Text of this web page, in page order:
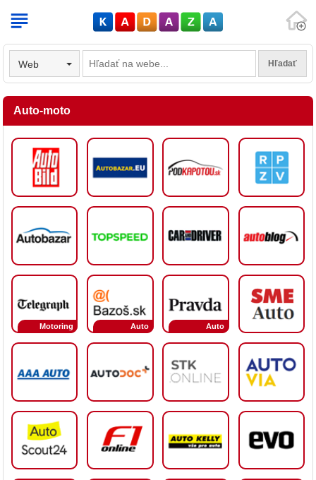
WebV
Auto-moto
Motoring Auto Auto